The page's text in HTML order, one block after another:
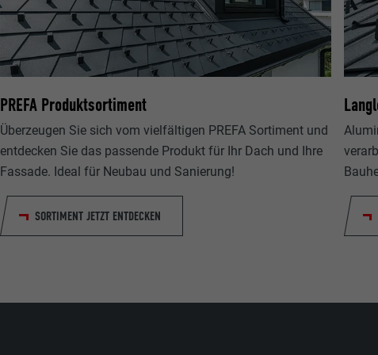
PREFA Produktsortiment
Überzeugen Sie sich vom vielfältigen PREFA Sortiment und
entdecken Sie das passende Produkt für Ihr Dach und Ihre
Fassade. Ideal für Neubau und Sanierung!
SORTIMENT JETZT ENTDECKEN
_gaexp
Google Optimize
90 Tage
Wird testweise gesetzt, um zu prüfen, ob der Browser das Setzen
Cookies erlaubt. Enthält keine Identifikationsmerkmale.
lang
LinkedIn
Sitzung
Eingestellt von LinkedIn, wenn eine Webseite ein eingebettetes
uns"-Fenster enthält.
LinkedIn
Verwendung von eingebetteten Dienstleistungen.